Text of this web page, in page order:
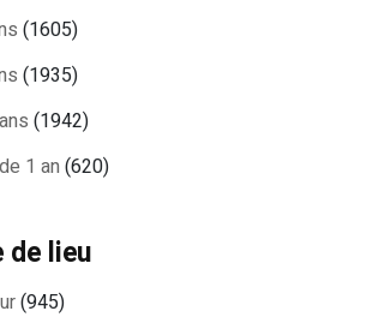
(1605)
(1935)
(1942)
1 an (620)
de lieu
(945)